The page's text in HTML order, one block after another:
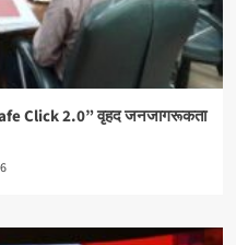
Click 2.0” वृहद जनजागरूकता